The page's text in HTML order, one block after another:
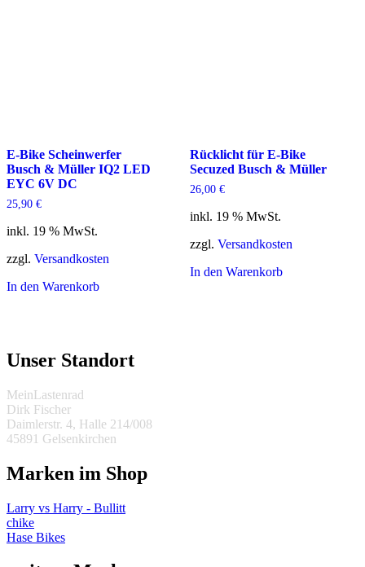
E-Bike Scheinwerfer
Busch & Müller IQ2 LED
EYC 6V DC
25,90 €
inkl. 19 % MwSt.
zzgl. Versandkosten
In den Warenkorb
Rücklicht für E-Bike
Secuzed Busch & Müller
26,00 €
inkl. 19 % MwSt.
zzgl. Versandkosten
In den Warenkorb
Unser Standort
MeinLastenrad
Dirk Fischer
Daimlerstr. 4, Halle 214/008
45891 Gelsenkirchen
Marken im Shop
Larry vs Harry - Bullitt
chike
Hase Bikes